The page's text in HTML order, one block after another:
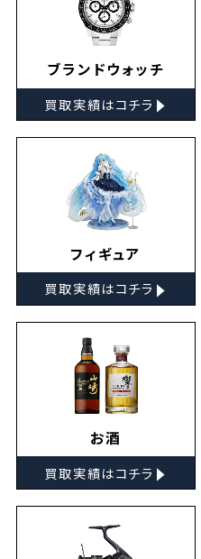
ブランドウォッチ
買取実績はコチラ ▸
フィギュア
買取実績はコチラ ▸
お酒
買取実績はコチラ ▸